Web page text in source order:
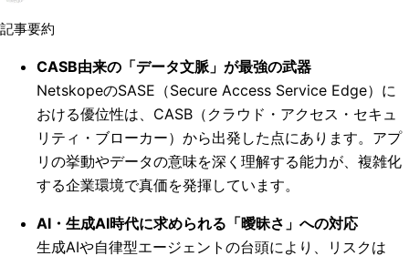
記事要約
CASB由来の「データ文脈」が最強の武器
NetskopeのSASE（Secure Access Service Edge）に
おける優位性は、CASB（クラウド・アクセス・セキュ
リティ・ブローカー）から出発した点にあります。アプ
リの挙動やデータの意味を深く理解する能力が、複雑化
する企業環境で真価を発揮しています。
AI・生成AI時代に求められる「曖昧さ」への対応
生成AIや自律型エージェントの台頭により、リスクは